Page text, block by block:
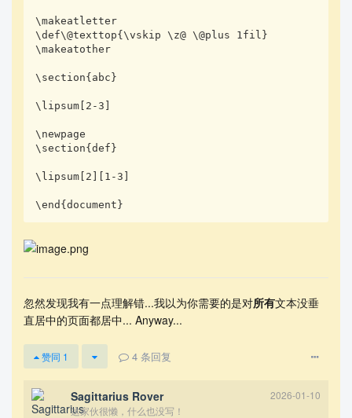
\makeatletter
\def\@texttop{\vskip \z@ \@plus 1fil}
\makeatother
\section{abc}
\lipsum[2-3]
\newpage
\section{def}
\lipsum[2][1-3]
\end{document}
忽然发现我有一点理解错...我以为你需要的是对所有文本没垂
直居中的页面都居中... Anyway...
赞同 1 4 条回复
Sagittarius Rover
2026-01-10
这家伙很懒，什么也没写！